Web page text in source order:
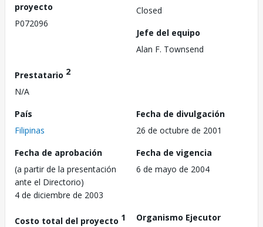
proyecto
P072096
Closed
Jefe del equipo
Alan F. Townsend
Prestatario 2
N/A
País
Filipinas
Fecha de divulgación
26 de octubre de 2001
Fecha de aprobación
(a partir de la presentación
ante el Directorio)
4 de diciembre de 2003
Fecha de vigencia
6 de mayo de 2004
Costo total del proyecto 1
Organismo Ejecutor